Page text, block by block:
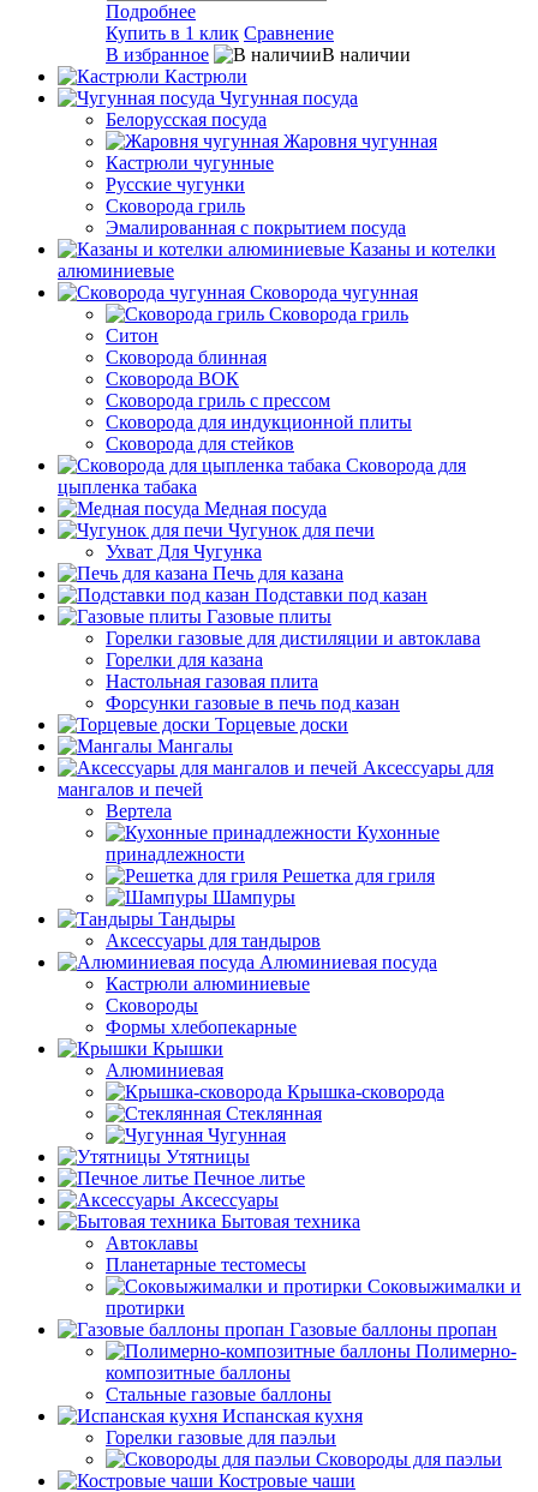
Подробнее
Купить в 1 клик Сравнение
В избранное
В наличии
Кастрюли
Чугунная посуда
Белорусская посуда
Жаровня чугунная
Кастрюли чугунные
Русские чугунки
Сковорода гриль
Эмалированная с покрытием посуда
Казаны и котелки
алюминиевые
Сковорода чугунная
Сковорода гриль
Ситон
Сковорода блинная
Сковорода ВОК
Сковорода гриль с прессом
Сковорода для индукционной плиты
Сковорода для стейков
Сковорода для
цыпленка табака
Медная посуда
Чугунок для печи
Ухват Для Чугунка
Печь для казана
Подставки под казан
Газовые плиты
Горелки газовые для дистиляции и автоклава
Горелки для казана
Настольная газовая плита
Форсунки газовые в печь под казан
Торцевые доски
Мангалы
Аксессуары для
мангалов и печей
Вертела
Кухонные
принадлежности
Решетка для гриля
Шампуры
Тандыры
Аксессуары для тандыров
Алюминиевая посуда
Кастрюли алюминиевые
Сковороды
Формы хлебопекарные
Крышки
Алюминиевая
Крышка-сковорода
Стеклянная
Чугунная
Утятницы
Печное литье
Аксессуары
Бытовая техника
Автоклавы
Планетарные тестомесы
Соковыжималки и
протирки
Газовые баллоны пропан
Полимерно-
композитные баллоны
Стальные газовые баллоны
Испанская кухня
Горелки газовые для паэльи
Сковороды для паэльи
Костровые чаши